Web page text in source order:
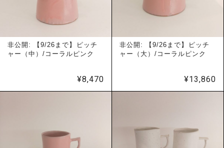
非公開: 【9/26まで】ピッチ
ャー（中）/コーラルピンク
¥8,470
非公開: 【9/26まで】ピッチ
ャー（大）/コーラルピンク
¥13,860